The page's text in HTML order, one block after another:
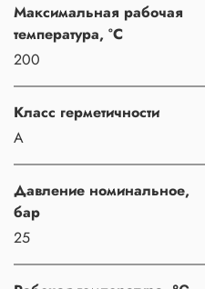
Максимальная рабочая
температура, °C
200
Класс герметичности
A
Давление номинальное,
бар
25